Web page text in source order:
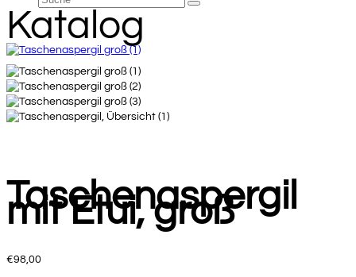
Senden
Katalog
Taschenaspergil
mit Etui, groß
€98,00